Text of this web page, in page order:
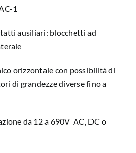
1
ausiliari: blocchetti ad
orizzontale con possibilità di
di grandezze diverse fino a
da 12 a 690V AC, DC o